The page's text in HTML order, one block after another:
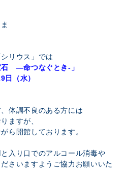
リウス」では
—命つなぐとき-」
（水）
体調不良のある方には
ますが、
ら開館しております。
入り口でのアルコール消毒や
さいますようご協力お願いいた